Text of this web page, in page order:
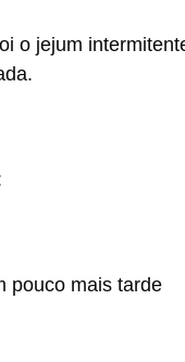
o jejum
pouco mais tarde